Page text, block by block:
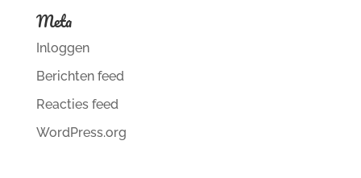
Meta
Inloggen
Berichten feed
Reacties feed
WordPress.org